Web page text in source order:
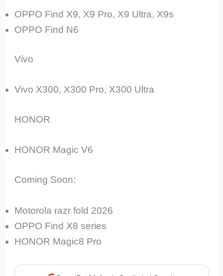
OPPO Find X9, X9 Pro, X9 Ultra, X9s
OPPO Find N6
Vivo
Vivo X300, X300 Pro, X300 Ultra
HONOR
HONOR Magic V6
Coming Soon:
Motorola razr fold 2026
OPPO Find X8 series
HONOR Magic8 Pro